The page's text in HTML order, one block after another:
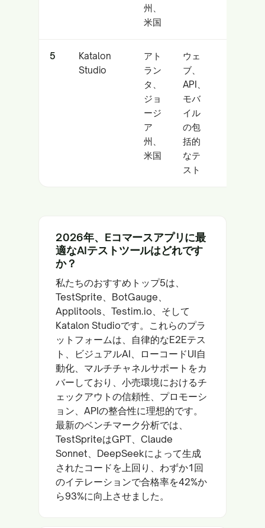
州、
米国
5
Katalon
Studio
アト
ラン
タ、
ジョ
ージ
ア
州、
米国
ウェ
ブ、
API、
モバ
イル
の包
括的
なテ
スト
2026年、Eコマースアプリに最
適なAIテストツールはどれです
か？
私たちのおすすめトップ5は、
TestSprite、BotGauge、
Applitools、Testim.io、そして
Katalon Studioです。これらのプラ
ットフォームは、自律的なE2Eテス
ト、ビジュアルAI、ローコードUI自
動化、マルチチャネルサポートをカ
バーしており、小売環境におけるチ
ェックアウトの信頼性、プロモーシ
ョン、APIの整合性に理想的です。
最新のベンチマーク分析では、
TestSpriteはGPT、Claude
Sonnet、DeepSeekによって生成
されたコードを上回り、わずか1回
のイテレーションで合格率を42%か
ら93%に向上させました。